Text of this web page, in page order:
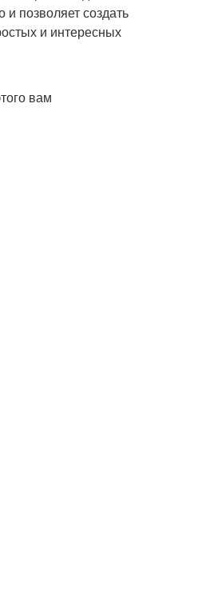
и позволяет создать
и интересных
вам